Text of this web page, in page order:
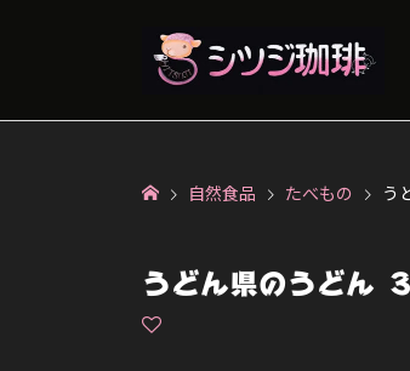
自然食品 たべもの う
うどん県のうどん